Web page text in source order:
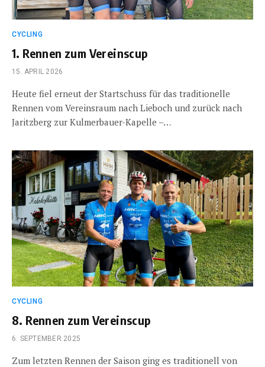
CYCLING
1. Rennen zum Vereinscup
15. APRIL 2026
Heute fiel erneut der Startschuss für das traditionelle
Rennen vom Vereinsraum nach Lieboch und zurück nach
Jaritzberg zur Kulmerbauer-Kapelle –…
CYCLING
8. Rennen zum Vereinscup
6. SEPTEMBER 2025
Zum letzten Rennen der Saison ging es traditionell von